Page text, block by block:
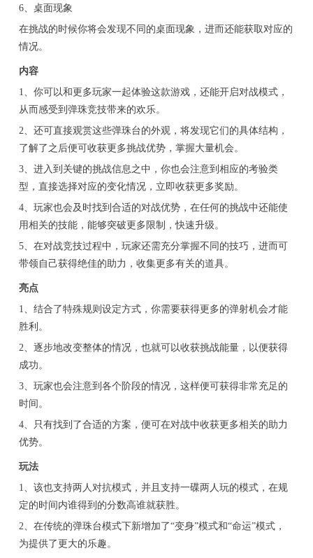
6、桌面现象
在挑战的时候你将会发现不同的桌面现象，进而还能获取对应的
情况。
内容
1、你可以和更多玩家一起体验这款游戏，还能开启对战模式，
从而感受到弹珠竞技带来的欢乐。
2、还可直接观赏这些弹珠台的外观，将发现它们的具体结构，
了解了之后便可收获更多挑战优势，掌握大量机会。
3、进入到关键的挑战信息之中，你也会注意到相应的考验类
型，直接选择对应的变化情况，立即收获更多奖励。
4、玩家也会及时找到合适的对战优势，在任何的挑战中还能使
用相关的技能，能够突破更多限制，快速升级。
5、在对战竞技过程中，玩家还需充分掌握不同的技巧，进而可
带领自己获得绝佳的助力，收集更多有关的道具。
亮点
1、结合了特殊规则设定方式，你需要获得更多的弹射机会才能
胜利。
2、逐步地改变整体的情况，也就可以收获挑战能量，以便获得
成功。
3、玩家也会注意到各个阶段的情况，这样便可获得非常充足的
时间。
4、只有找到了合适的方案，便可在对战中收获更多相关的助力
优势。
玩法
1、该也支持两人对抗模式，并且支持一碟两人玩的模式，在规
定的时间内谁得到的分数高谁就获胜。
2、在传统的弹珠台模式下新增加了“变身”模式和“命运”模式，
为提供了更大的乐趣。